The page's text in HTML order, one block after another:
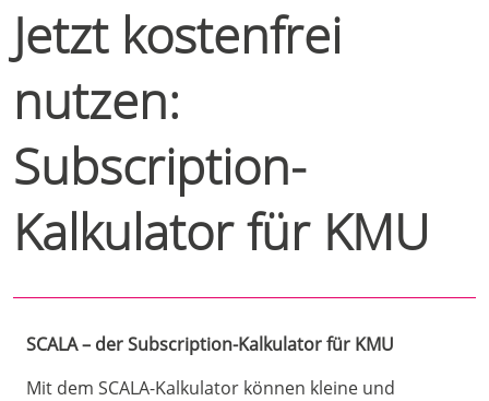
Jetzt kostenfrei
nutzen:
Subscription-
Kalkulator für KMU
SCALA – der Subscription-Kalkulator für KMU
Mit dem SCALA-Kalkulator können kleine und